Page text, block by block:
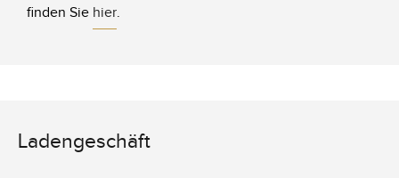
finden Sie hier.
Ladengeschäft